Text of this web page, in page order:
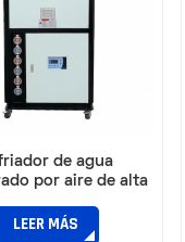
de agua
por aire de alta
para uso industrial.
LEER MÁS